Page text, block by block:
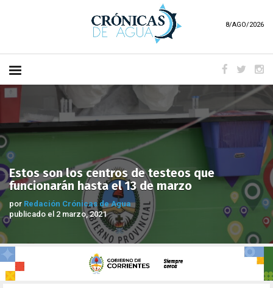
8/AGO/2026
Estos son los centros de testeos que
funcionarán hasta el 13 de marzo
por Redación Crónicas de Agua
publicado el 2 marzo, 2021